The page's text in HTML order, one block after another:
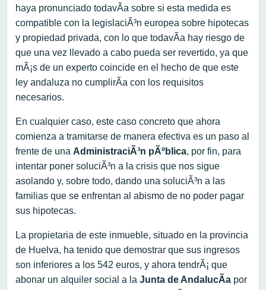
haya pronunciado todavÃ­a sobre si esta medida es
compatible con la legislaciÃ³n europea sobre hipotecas
y propiedad privada, con lo que todavÃ­a hay riesgo de
que una vez llevado a cabo pueda ser revertido, ya que
mÃ¡s de un experto coincide en el hecho de que este
ley andaluza no cumplirÃ­a con los requisitos
necesarios.
En cualquier caso, este caso concreto que ahora
comienza a tramitarse de manera efectiva es un paso al
frente de una AdministraciÃ³n pÃºblica, por fin, para
intentar poner soluciÃ³n a la crisis que nos sigue
asolando y, sobre todo, dando una soluciÃ³n a las
familias que se enfrentan al abismo de no poder pagar
sus hipotecas.
La propietaria de este inmueble, situado en la provincia
de Huelva, ha tenido que demostrar que sus ingresos
son inferiores a los 542 euros, y ahora tendrÃ¡ que
abonar un alquiler social a la Junta de AndalucÃ­a por